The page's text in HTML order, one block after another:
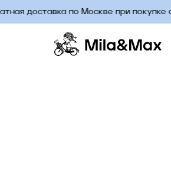
доставка по Москве при покупке от